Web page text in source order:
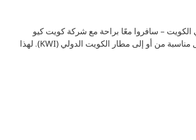
في أي وقت – نحن جاهزون! نقل المطار بسيارة 6 ركاب في الكويت – سافروا معًا براحة مع شركة كويت كيو
تاكسي. عند السفر كعائلة أو مجموعة، قد يكون من الصعب العثور على وسيلة نقل مناسبة من أو إلى مطار الكويت الدولي (KWI). لهذا